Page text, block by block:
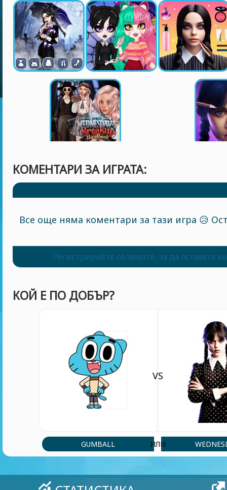
КОМЕНТАРИ ЗА ИГРАТА:
Все още няма коментари за тази игра 😥
Регистрирайте се/влезте, за да оставяте
КОЙ Е ПО ДОБЪР?
GUMBALL
VS
ИЛИ